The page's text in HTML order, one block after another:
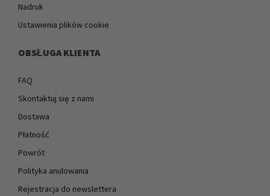
Nadruk
Ustawienia plików cookie
OBSŁUGA KLIENTA
FAQ
Skontaktuj się z nami
Dostawa
Płatność
Powrót
Polityka anulowania
Rejestracja do newslettera